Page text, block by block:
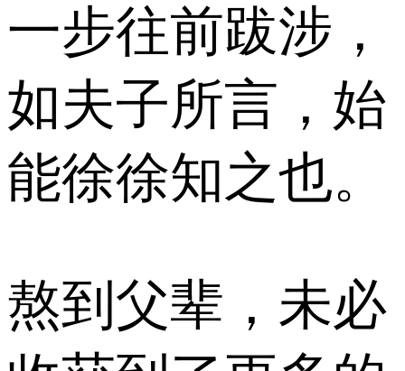
一步往前跋涉，
如夫子所言，始
能徐徐知之也。
熬到父辈，未必